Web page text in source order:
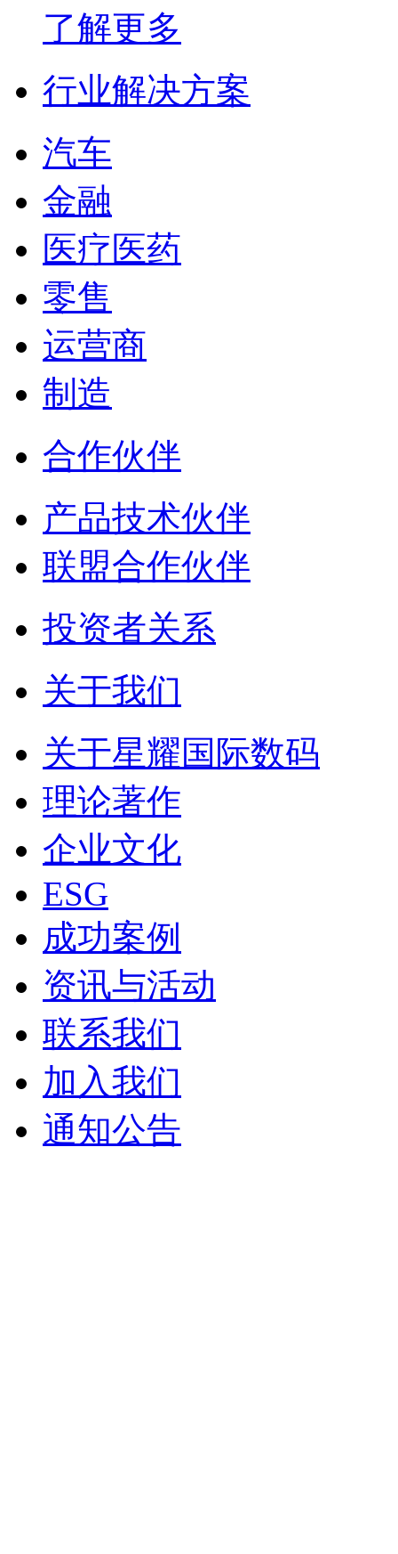
了解更多
行业解决方案
汽车
金融
医疗医药
零售
运营商
制造
合作伙伴
产品技术伙伴
联盟合作伙伴
投资者关系
关于我们
关于星耀国际数码
理论著作
企业文化
ESG
成功案例
资讯与活动
联系我们
加入我们
通知公告